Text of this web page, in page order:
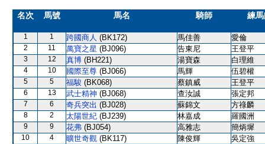
名次 馬號 馬名 騎師 練
1 1 跨國商人 (BK172) 馬佳善 愛倫
2 11 萬寶之星 (BJ096) 告東尼 王登平
3 12 真博 (BH221) 湯寶森 白理維
4 10 國際至尊 (BJ066) 馬輝 伍碧權
5 5 福駿 (BK068) 蔡鎮威 王登平
6 13 武士精神 (BJ068) 查汝誠 張定邦
7 6 奇兵突出 (BJ028) 蘇錦文 方祿麟
8 2 太陽世紀 (BJ239) 林嘉成 羅國洲
9 9 花弗 (BJ054) 高雅志 簡炳墀
10 4 曠世奇觀 (BK117) 陳俊輝 吳定強